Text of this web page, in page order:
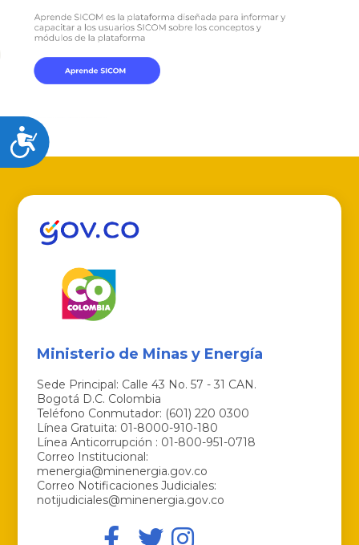
Accesibilidad
Ministerio de Minas y Energía
Sede Principal: Calle 43 No. 57 - 31 CAN.
Bogotá D.C. Colombia
Teléfono Conmutador: (601) 220 0300
Línea Gratuita: 01-8000-910-180
Línea Anticorrupción : 01-800-951-0718
Correo Institucional:
menergia@minenergia.gov.co
Correo Notificaciones Judiciales:
notijudiciales@minenergia.gov.co